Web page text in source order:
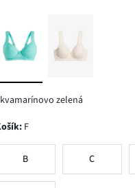
zelená
Košík: F
B C